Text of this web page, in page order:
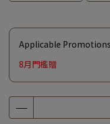
Applicable Promotions
8月門檻贈